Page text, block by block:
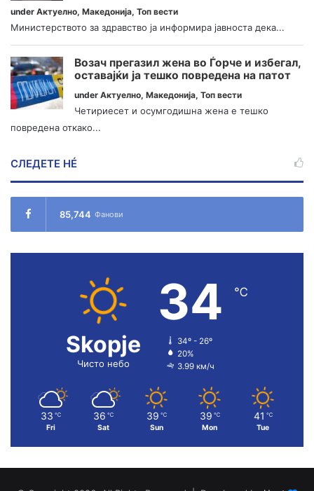
under Актуелно, Македонија, Топ вести
Министерството за здравство ја информира јавноста дека...
Возач прегазил жена во Ѓорче и избегал,
оставајќи ја тешко повредена на патот
under Актуелно, Македонија, Топ вести
Четириесет и осумгодишна жена е тешко
повредена откако...
СЛЕДЕТЕ НÉ
85,744 Фанови
Skopje
Чисто небо
34 ℃
34º - 26º
20%
3.99 км/ч
33 ℃
Fri
36 ℃
Sat
39 ℃
Sun
39 ℃
Mon
41 ℃
Tue